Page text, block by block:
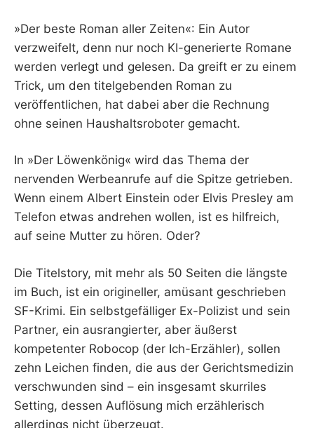
»Der beste Roman aller Zeiten«: Ein Autor
verzweifelt, denn nur noch KI-generierte Romane
werden verlegt und gelesen. Da greift er zu einem
Trick, um den titelgebenden Roman zu
veröffentlichen, hat dabei aber die Rechnung
ohne seinen Haushaltsroboter gemacht.
In »Der Löwenkönig« wird das Thema der
nervenden Werbeanrufe auf die Spitze getrieben.
Wenn einem Albert Einstein oder Elvis Presley am
Telefon etwas andrehen wollen, ist es hilfreich,
auf seine Mutter zu hören. Oder?
Die Titelstory, mit mehr als 50 Seiten die längste
im Buch, ist ein origineller, amüsant geschrieben
SF-Krimi. Ein selbstgefälliger Ex-Polizist und sein
Partner, ein ausrangierter, aber äußerst
kompetenter Robocop (der Ich-Erzähler), sollen
zehn Leichen finden, die aus der Gerichtsmedizin
verschwunden sind – ein insgesamt skurriles
Setting, dessen Auflösung mich erzählerisch
allerdings nicht überzeugt.